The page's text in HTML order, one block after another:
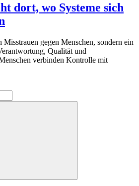
dort, wo Systeme sich
gegen Menschen, sondern ein
Qualität und
verbinden Kontrolle mit